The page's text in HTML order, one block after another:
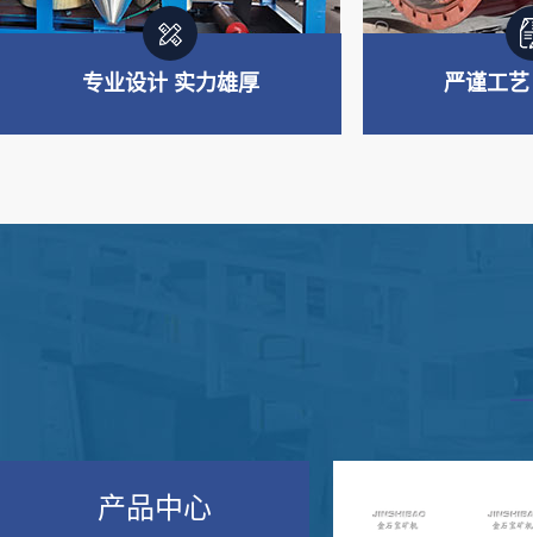
专业设计 实力雄厚
设备、磨矿及筛分设备、搅拌设
备、制砂设备等
严谨工
验经过多道严
产品中心